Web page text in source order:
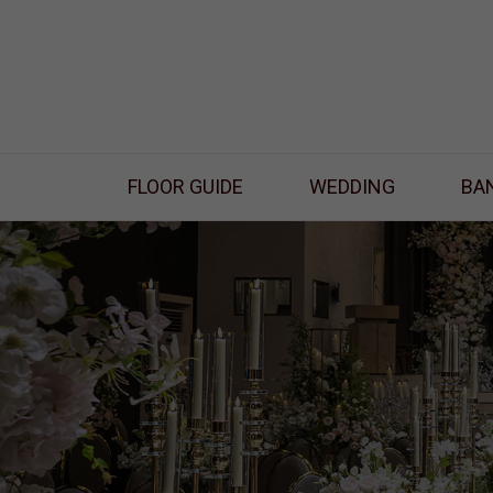
FLOOR GUIDE WEDDING